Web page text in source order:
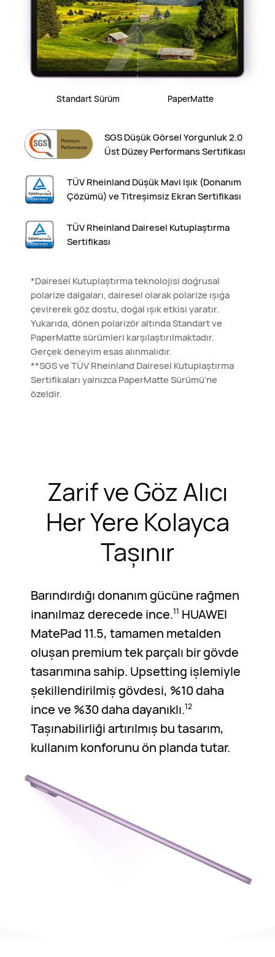
Standart Sürüm PaperMatte
SGS Düşük Görsel Yorgunluk 2.0
Üst Düzey Performans Sertifikası
TÜV Rheinland Düşük Mavi Işık (Donanım
Çözümü) ve Titreşimsiz Ekran Sertifikası
TÜV Rheinland Dairesel Kutuplaştırma
Sertifikası
*Dairesel Kutuplaştırma teknolojisi doğrusal
polarize dalgaları, dairesel olarak polarize ışığa
çevirerek göz dostu, doğal ışık etkisi yaratır.
Yukarıda, dönen polarizör altında Standart ve
PaperMatte sürümleri karşılaştırılmaktadır.
Gerçek deneyim esas alınmalıdır.
**SGS ve TÜV Rheinland Dairesel Kutuplaştırma
Sertifikaları yalnızca PaperMatte Sürümü'ne
özeldir.
Zarif ve Göz Alıcı
Her Yere Kolayca
Taşınır
Barındırdığı donanım gücüne rağmen
inanılmaz derecede ince.11 HUAWEI
MatePad 11.5, tamamen metalden
oluşan premium tek parçalı bir gövde
tasarımına sahip. Upsetting işlemiyle
şekillendirilmiş gövdesi, %10 daha
ince ve %30 daha dayanıklı.12
Taşınabilirliği artırılmış bu tasarım,
kullanım konforunu ön planda tutar.